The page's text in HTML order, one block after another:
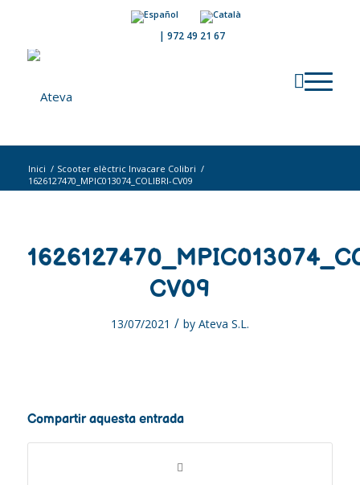
| 972 49 21 67
Inici / Scooter elèctric Invacare Colibri /
1626127470_MPIC013074_COLIBRI-CV09
CV09
13/07/2021 / by Ateva S.L.
Compartir aquesta entrada